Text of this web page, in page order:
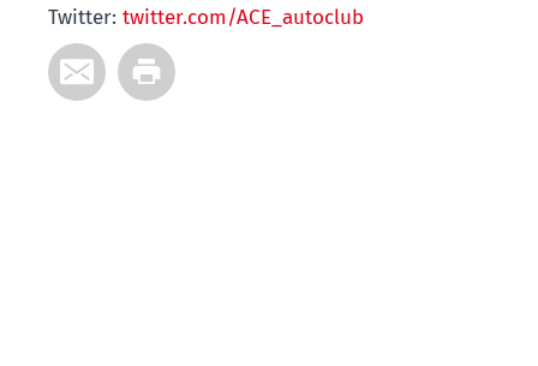
Twitter: twitter.com/ACE_autoclub